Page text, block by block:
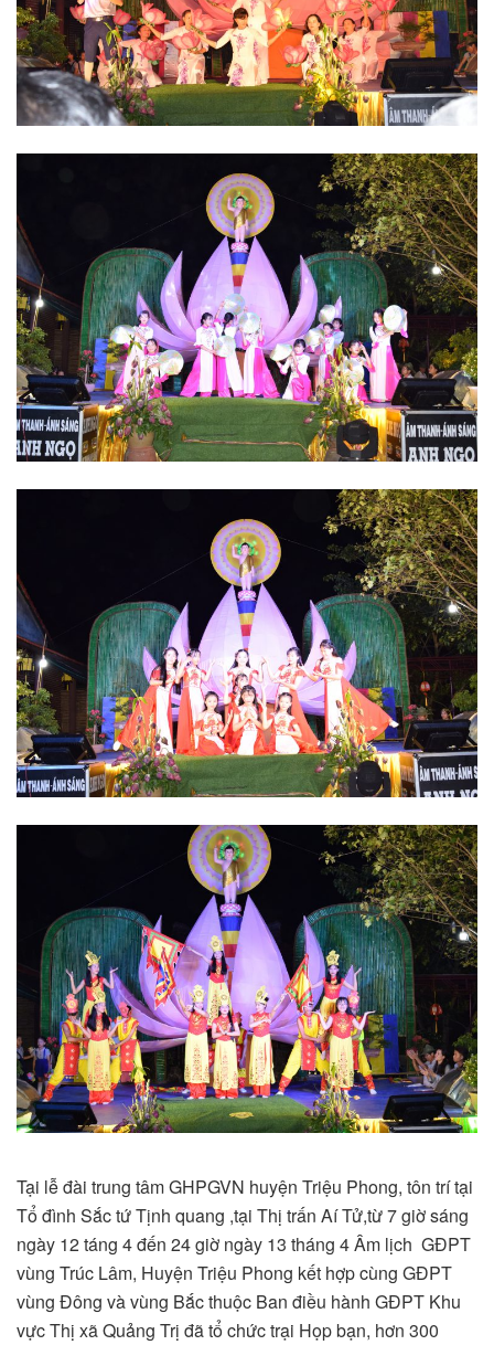
Tại lễ đài trung tâm GHPGVN huyện Triệu Phong, tôn trí tại
Tổ đình Sắc tứ Tịnh quang ,tại Thị trấn Aí Tử,từ 7 giờ sáng
ngày 12 táng 4 đến 24 giờ ngày 13 tháng 4 Âm lịch GĐPT
vùng Trúc Lâm, Huyện Triệu Phong kết hợp cùng GĐPT
vùng Đông và vùng Bắc thuộc Ban điều hành GĐPT Khu
vực Thị xã Quảng Trị đã tổ chức trại Họp bạn, hơn 300